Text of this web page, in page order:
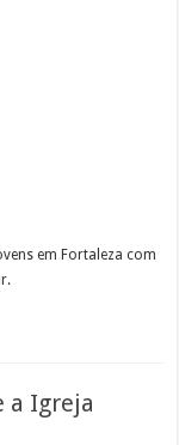
em Fortaleza com
a Igreja